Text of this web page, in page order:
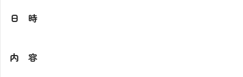
日 時
内 容